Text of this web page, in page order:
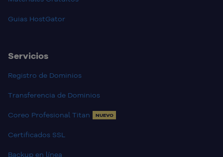
Guias HostGator
Servicios
Registro de Dominios
Transferencia de Dominios
Coreo Profesional Titan NUEVO
Certificados SSL
Backup en línea